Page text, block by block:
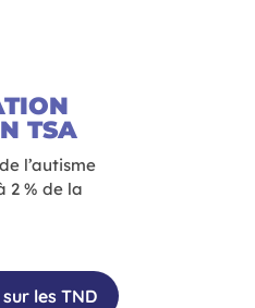
TSA
l’autisme
2 % de la
les TND